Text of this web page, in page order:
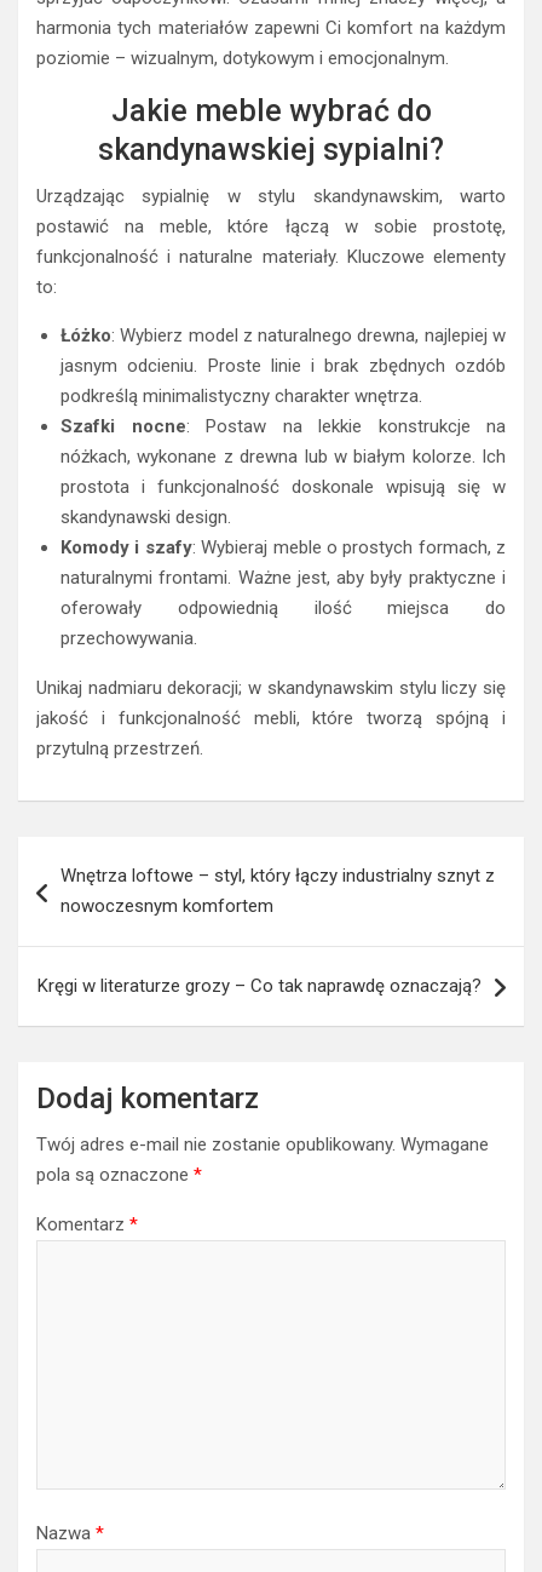
świetnym dopełnieniem wnętrza sypialni. Granit czy
marmur to materiały, które wprowadzą odrobinę elegancji i
subtelnego luksusu, a przy tym będą harmonizować z
drewnem czy lnem. Ciepły kamień w formie stolika
nocnego czy dekoracji może dodać przestrzeni unikalnego
charakteru. W skandynawskim stylu kluczowe jest
połączenie materiałów naturalnych w taki sposób, by
przestrzeń była zarówno funkcjonalna, jak i estetyczna.
Wybierając odpowiednie elementy z drewna, lnu, wełny czy
kamienia, stworzysz sypialnię pełną ciepła, która będzie
harmonia tych materiałów zapewni Ci komfort na każdym
poziomie – wizualnym, dotykowym i emocjonalnym.
Jakie meble wybrać do
skandynawskiej sypialni?
Urządzając sypialnię w stylu skandynawskim, warto
postawić na meble, które łączą w sobie prostotę,
funkcjonalność i naturalne materiały. Kluczowe elementy
Łóżko
: Wybierz model z naturalnego drewna, najlepiej w
jasnym odcieniu. Proste linie i brak zbędnych ozdób
podkreślą minimalistyczny charakter wnętrza.
Szafki nocne: Postaw na lekkie konstrukcje na
prostota i funkcjonalność doskonale wpisują się w
Komody i szafy
: Wybieraj meble o prostych formach, z
naturalnymi frontami. Ważne jest, aby były praktyczne i
Nawigacja
wpisu
nowoczesnym komfortem
pola są oznaczone*
Komentarz